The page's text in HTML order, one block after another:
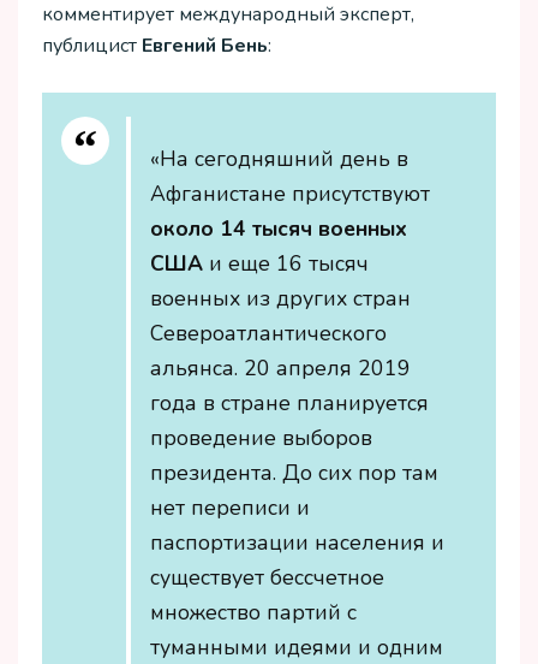
комментирует международный эксперт,
публицист Евгений Бень:
«На сегодняшний день в
Афганистане присутствуют
около 14 тысяч военных
США и еще 16 тысяч
военных из других стран
Североатлантического
альянса. 20 апреля 2019
года в стране планируется
проведение выборов
президента. До сих пор там
нет переписи и
паспортизации населения и
существует бессчетное
множество партий с
туманными идеями и одним